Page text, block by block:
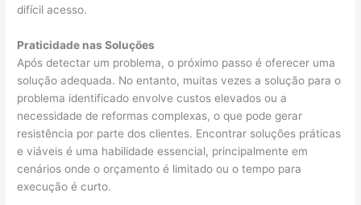
difícil acesso.
Praticidade nas Soluções
Após detectar um problema, o próximo passo é oferecer uma
solução adequada. No entanto, muitas vezes a solução para o
problema identificado envolve custos elevados ou a
necessidade de reformas complexas, o que pode gerar
resistência por parte dos clientes. Encontrar soluções práticas
e viáveis é uma habilidade essencial, principalmente em
cenários onde o orçamento é limitado ou o tempo para
execução é curto.